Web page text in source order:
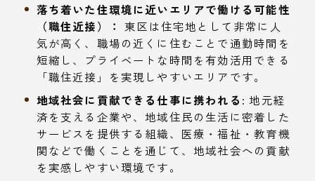
落ち着いた住環境に近いエリアで働ける可能性
（職住近接）：
東区は住宅地として非常に人
気が高く、職場の近くに住むことで通勤時間を
短縮し、プライベートな時間を有効活用できる
「職住近接」を実現しやすいエリアです。
地域社会に貢献できる仕事に携われる: 地元経
済を支える企業や、地域住民の生活に密着した
サービスを提供する組織、医療・福祉・教育機
関などで働くことを通じて、地域社会への貢献
を実感しやすい環境です。